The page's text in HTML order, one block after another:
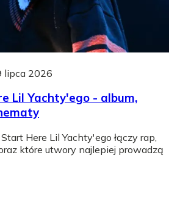
lipca 2026
Lil Yachty'ego - album,
Here Lil Yachty'ego łączy rap,
które utwory najlepiej prowadzą